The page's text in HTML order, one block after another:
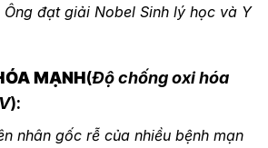
đạt giải Nobel Sinh lý học và Y
MẠNH(Độ chống oxi hóa
):
nhân gốc rễ của nhiều bệnh mạn